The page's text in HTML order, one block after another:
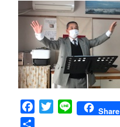
FacebookTwitter
Line Share